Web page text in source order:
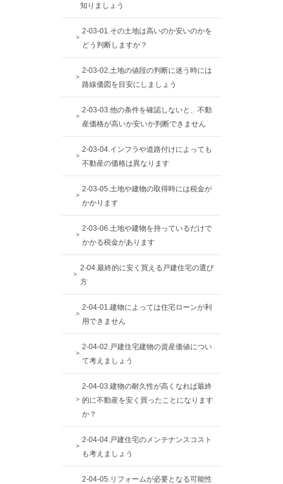
知りましょう
2-03-01.その土地は高いのか安いのかを
どう判断しますか？
2-03-02.土地の値段の判断に迷う時には
路線価図を目安にしましょう
2-03-03.他の条件を確認しないと、不動
産価格が高いか安いか判断できません
2-03-04.インフラや道路付けによっても
不動産の価格は異なります
2-03-05.土地や建物の取得時には税金が
かかります
2-03-06.土地や建物を持っているだけで
かかる税金があります
2-04.最終的に安く買える戸建住宅の選び
方
2-04-01.建物によっては住宅ローンが利
用できません
2-04-02.戸建住宅建物の資産価値につい
て考えましょう
2-04-03.建物の耐久性が高くなれば最終
的に不動産を安く買ったことになります
か？
2-04-04.戸建住宅のメンテナンスコスト
も考えましょう
2-04-05.リフォームが必要となる可能性